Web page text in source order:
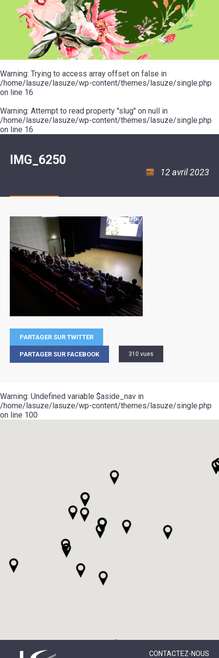
20ÈME
SIÈCLE
RÉUNIONS
CONSEIL
MUNICIPAL
ARRÊTÉS
DÉCISIONS
MAIRE
MOT
DE
LA
MINORITÉ
LES
ÉCOLES
COLLÈGE
JEUNES
11
18
:
ASSOCIATION
COULÉE
DOUCE
ENVIRONNEMENT
L'ASSAINISSEMENT
RÉSIDENCE
AUTONOMIE
LE
CCAS
LA
POLICE
SÉCURITÉ
/
RISQUES
MAJEURS
MUSIQUE
L'ÉCOLE
COMMUNAUTAIRE
PISCINE
ASSOCIATIONS
VERTE
VISITES
DÉCOUVERTES
RANDONNÉES
LE
POUR
CAMPING-
CARS
TENTES
CARAVANES
LA
HALTE
FLUVIALE
LA
SUZE
Warning: Trying to access array offset on false in
/home/lasuze/lasuze/wp-content/themes/lasuze/single.php
on line 16
Warning: Attempt to read property "slug" on null in
/home/lasuze/lasuze/wp-content/themes/lasuze/single.php
on line 16
IMG_6250
12 avril 2023
PARTAGER SUR TWITTER
PARTAGER SUR FACEBOOK 310 vues
Warning: Undefined variable $aside_nav in
/home/lasuze/lasuze/wp-content/themes/lasuze/single.php
on line 100
CONTACTEZ-NOUS